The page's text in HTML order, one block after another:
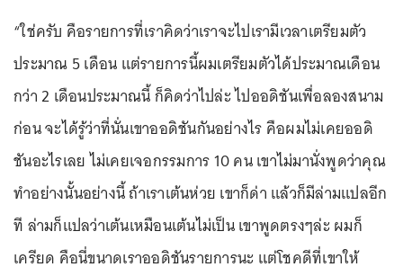
“ใช่ครับ คือรายการที่เราคิดว่าเราจะไปเรามีเวลาเตรียมตัว
ประมาณ 5 เดือน แต่รายการนี้ผมเตรียมตัวได้ประมาณเดือน
กว่า 2 เดือนประมาณนี้ ก็คิดว่าไปล่ะ ไปออดิชันเพื่อลองสนาม
ก่อน จะได้รู้ว่าที่นั่นเขาออดิชันกันอย่างไร คือผมไม่เคยออดิ
ชันอะไรเลย ไม่เคยเจอกรรมการ 10 คน เขาไม่มานั่งพูดว่าคุณ
ทำอย่างนั้นอย่างนี้ ถ้าเราเต้นห่วย เขาก็ด่า แล้วก็มีล่ามแปลอีก
ที ล่ามก็แปลว่าเต้นเหมือนเต้นไม่เป็น เขาพูดตรงๆล่ะ ผมก็
เครียด คือนี่ขนาดเราออดิชันรายการนะ แต่โชคดีที่เขาให้